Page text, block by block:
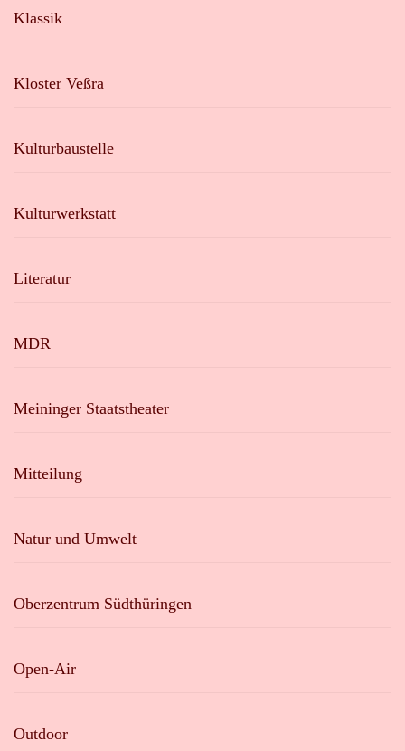
Klassik
Kloster Veßra
Kulturbaustelle
Kulturwerkstatt
Literatur
MDR
Meininger Staatstheater
Mitteilung
Natur und Umwelt
Oberzentrum Südthüringen
Open-Air
Outdoor